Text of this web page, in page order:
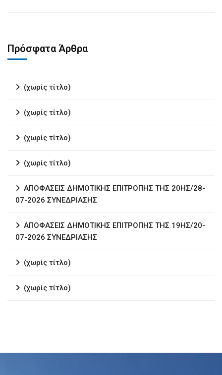
Πρόσφατα Άρθρα
(χωρίς τίτλο)
(χωρίς τίτλο)
(χωρίς τίτλο)
(χωρίς τίτλο)
ΑΠΟΦΑΣΕΙΣ ΔΗΜΟΤΙΚΗΣ ΕΠΙΤΡΟΠΗΣ ΤΗΣ 20ΗΣ/28-
07-2026 ΣΥΝΕΔΡΙΑΣΗΣ
ΑΠΟΦΑΣΕΙΣ ΔΗΜΟΤΙΚΗΣ ΕΠΙΤΡΟΠΗΣ ΤΗΣ 19ΗΣ/20-
07-2026 ΣΥΝΕΔΡΙΑΣΗΣ
(χωρίς τίτλο)
(χωρίς τίτλο)